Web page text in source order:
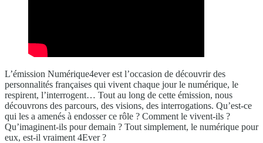
L’émission Numérique4ever est l’occasion de découvrir des
personnalités françaises qui vivent chaque jour le numérique, le
respirent, l’interrogent… Tout au long de cette émission, nous
découvrons des parcours, des visions, des interrogations. Qu’est-ce
qui les a amenés à endosser ce rôle ? Comment le vivent-ils ?
Qu’imaginent-ils pour demain ? Tout simplement, le numérique pour
eux, est-il vraiment 4Ever ?